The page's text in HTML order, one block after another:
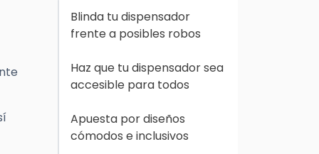
Blinda tu dispensador
frente a posibles robos
Haz que tu dispensador sea
accesible para todos
Apuesta por diseños
cómodos e inclusivos